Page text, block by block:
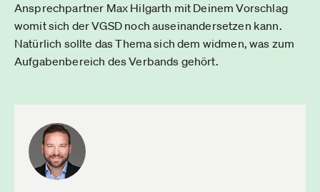
Ansprechpartner Max Hilgarth mit Deinem Vorschlag
womit sich der VGSD noch auseinandersetzen kann.
Natürlich sollte das Thema sich dem widmen, was zum
Aufgabenbereich des Verbands gehört.